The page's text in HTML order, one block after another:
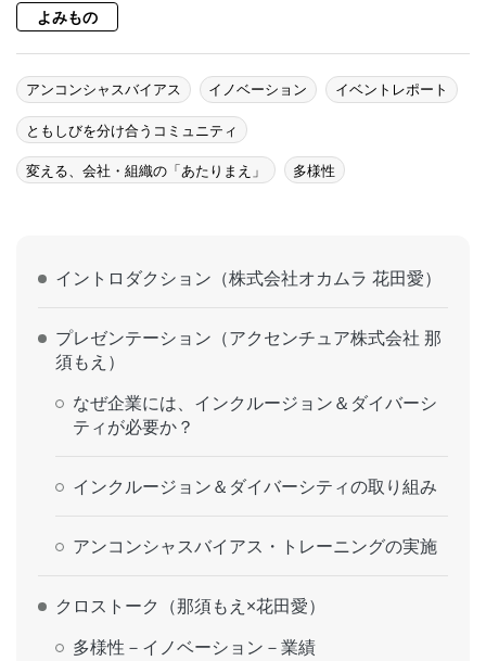
よみもの
アンコンシャスバイアス イノベーション イベントレポート
ともしびを分け合うコミュニティ
変える、会社・組織の「あたりまえ」 多様性
イントロダクション（株式会社オカムラ 花田愛）
プレゼンテーション（アクセンチュア株式会社 那
須もえ）
なぜ企業には、インクルージョン＆ダイバーシ
ティが必要か？
インクルージョン＆ダイバーシティの取り組み
アンコンシャスバイアス・トレーニングの実施
クロストーク（那須もえ×花田愛）
多様性－イノベーション－業績